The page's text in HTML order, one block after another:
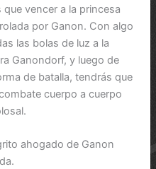
vencer a la princesa
por Ganon. Con algo
las bolas de luz a la
Ganondorf, y luego de
de batalla, tendrás que
cuerpo a cuerpo
ahogado de Ganon